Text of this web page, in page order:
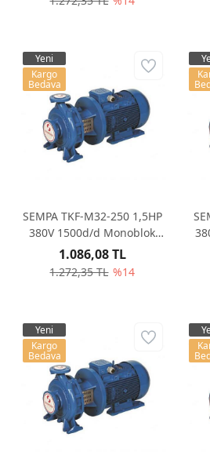
SEMPA TKF-M32-250 1,5HP
380V 1500d/d Monoblok
Santrifüj Pompa
1.272,35 TL %14
1.086,08 TL
Yeni
Kargo
Bedava
Yeni
Kargo
Bedava